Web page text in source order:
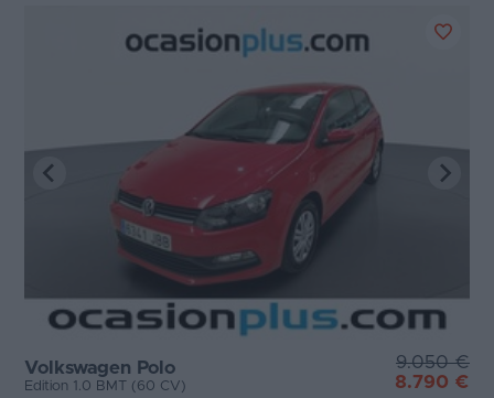
Volkswagen Polo
Edition 1.0 BMT (60 CV)
9.050 €
8.790 €